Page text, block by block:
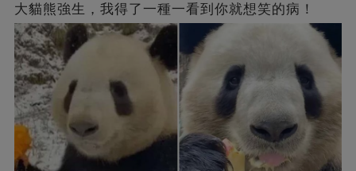
大貓熊強生，我得了一種一看到你就想笑的病！